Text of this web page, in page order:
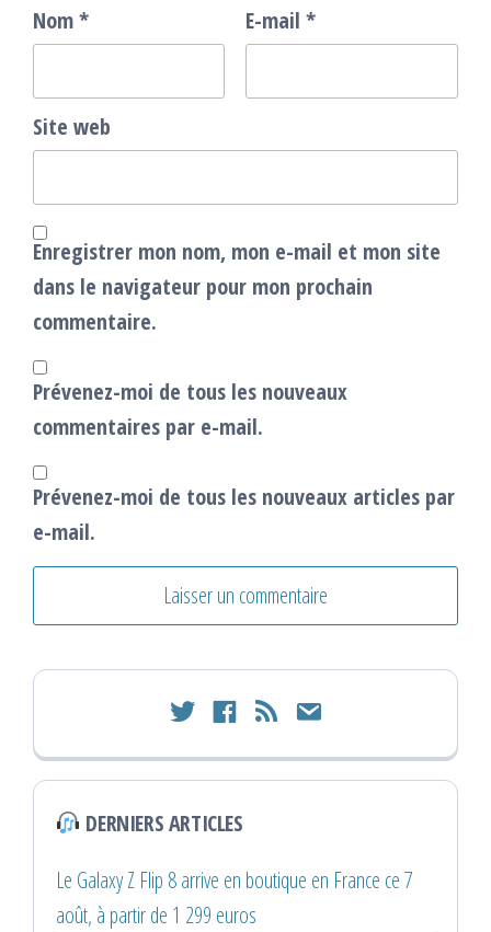
Nom* E-mail *
Site web
Enregistrer mon nom, mon e-mail et mon site
dans le navigateur pour mon prochain
commentaire.
Prévenez-moi de tous les nouveaux
commentaires par e-mail.
Prévenez-moi de tous les nouveaux articles par
e-mail.
twitter facebook
rss email
DERNIERS ARTICLES
Le Galaxy Z Flip 8 arrive en boutique en France ce 7
août, à partir de 1 299 euros